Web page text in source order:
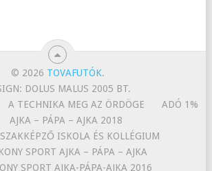
© 2026 TOVAFUTÓK.
DOLUS MALUS 2005 BT.
A TECHNIKA MEG AZ ÖRDÖGE
ADÓ 1%
AJKA – PÁPA – AJKA 2018
ISKOLA ÉS KOLLÉGIUM
SPORT AJKA – PÁPA – AJKA
SPORT AJKA-PÁPA-AJKA 2016